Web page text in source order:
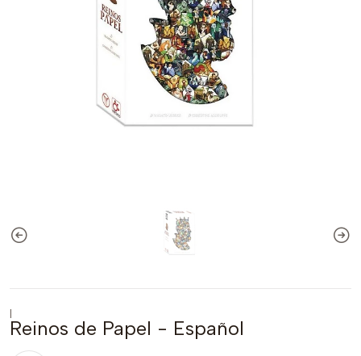
|
Reinos de Papel - Español